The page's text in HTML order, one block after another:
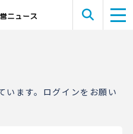
います。ログインをお願い